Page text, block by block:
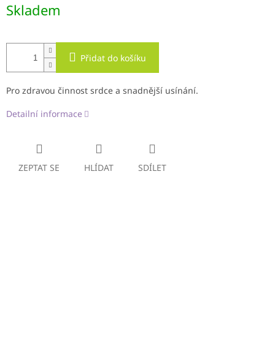
cena:
Skladem
Přidat do košíku
Pro zdravou činnost srdce a snadnější usínání.
Detailní informace
ZEPTAT SE HLÍDAT SDÍLET